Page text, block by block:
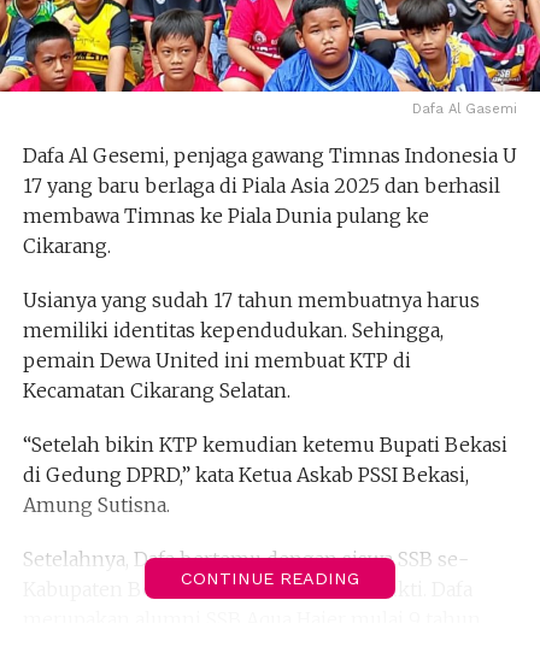
Dafa Al Gasemi
Dafa Al Gesemi, penjaga gawang Timnas Indonesia U
17 yang baru berlaga di Piala Asia 2025 dan berhasil
membawa Timnas ke Piala Dunia pulang ke
Cikarang.
Usianya yang sudah 17 tahun membuatnya harus
memiliki identitas kependudukan. Sehingga,
pemain Dewa United ini membuat KTP di
Kecamatan Cikarang Selatan.
“Setelah bikin KTP kemudian ketemu Bupati Bekasi
di Gedung DPRD,” kata Ketua Askab PSSI Bekasi,
Amung Sutisna.
Setelahnya, Dafa bertemu dengan siswa SSB se-
Kabupaten Bekasi di Stadion Wibawamukti. Dafa
CONTINUE READING